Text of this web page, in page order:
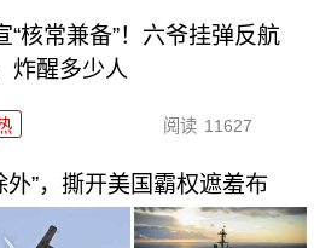
“核常兼备”！六爷挂弹反航
炸醒多少人
阅读 11627
”，撕开美国霸权遮羞布